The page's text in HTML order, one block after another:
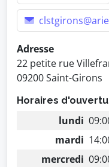
Adresse
22 petite rue
09200 Saint-Girons
Horaires
lundi
mardi
mercredi